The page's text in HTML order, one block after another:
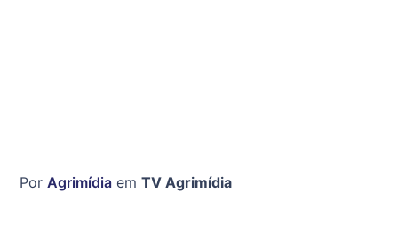
Por Agrimídia em TV Agrimídia